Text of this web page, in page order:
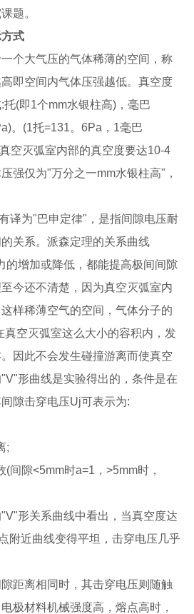
题。
式
大气压的气体稀薄的空间，称
即空间内气体压强越低。真空度
(即1个mm水银柱高)，毫巴
。(1托=131。6Pa，1毫巴
空灭弧室内部的真空度要达10-4
强仅为"万分之一mm水银柱高"，
为"巴申定律"，是指间隙电压耐
关系。派森定理的关系曲线
的增加或降低，都能提高极间间隙
今还不清楚，因为真空灭弧室内
样稀薄空气的空间，气体分子的
真空灭弧室这么大小的容积内，发
因此不会发生碰撞游离而使真空
形曲线是实验得出的，条件是在
隙击穿电压Uj可表示为:
;
隙<5mm时a=1，>5mm时，
形关系曲线中看出，当真空度达
附近曲线变得平坦，击穿电压几乎
离相同时，其击穿电压则随触
极材料机械强度高，熔点高时，